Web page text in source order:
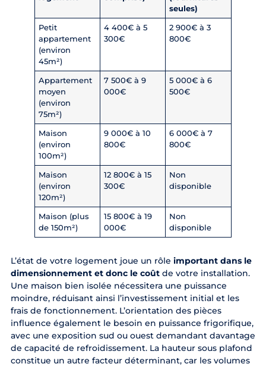
seules)
Petit
appartement
(environ
45m²)
4 400€ à 5
300€
2 900€ à 3
800€
Appartement
moyen
(environ
75m²)
7 500€ à 9
000€
5 000€ à 6
500€
Maison
(environ
100m²)
9 000€ à 10
800€
6 000€ à 7
800€
Maison
(environ
120m²)
12 800€ à 15
300€
Non
disponible
Maison (plus
de 150m²)
15 800€ à 19
000€
Non
disponible
L’état de votre logement joue un rôle important dans le
dimensionnement et donc le coûtde votre installation.
Une maison bien isolée nécessitera une puissance
moindre, réduisant ainsi l’investissement initial et les
frais de fonctionnement. L’orientation des pièces
influence également le besoin en puissance frigorifique,
avec une exposition sud ou ouest demandant davantage
de capacité de refroidissement. La hauteur sous plafond
constitue un autre facteur déterminant, car les volumes